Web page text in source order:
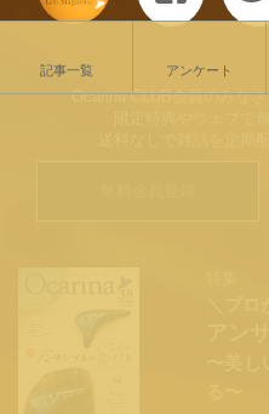
Ocarina CLUB会員のみな
記事一覧 アンケート